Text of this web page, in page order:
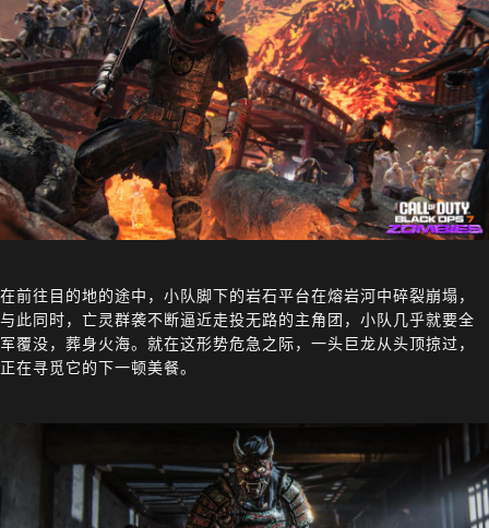
在前往目的地的途中，小队脚下的岩石平台在熔岩河中碎裂崩塌，
与此同时，亡灵群袭不断逼近走投无路的主角团，小队几乎就要全
军覆没，葬身火海。就在这形势危急之际，一头巨龙从头顶掠过，
正在寻觅它的下一顿美餐。